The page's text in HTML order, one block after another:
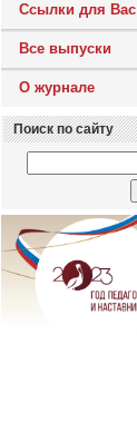
Ссылки для Вас
Все выпуски
О журнале
Поиск по сайту